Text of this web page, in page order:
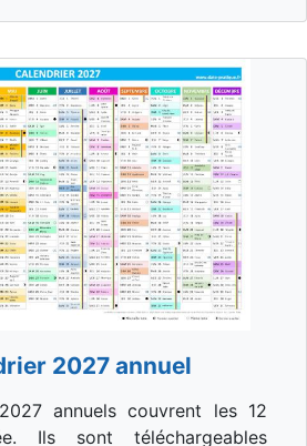
2027 annuel
annuels couvrent les 12
Ils sont téléchargeables